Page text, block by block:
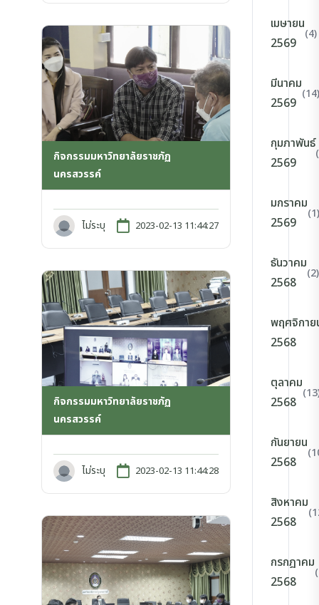
กิจกรรมมหาวิทยาลัยราชภัฏ
นครสวรรค์
ไม่ระบุ 2023-02-13 11:44:27
กิจกรรมมหาวิทยาลัยราชภัฏ
นครสวรรค์
ไม่ระบุ 2023-02-13 11:44:28
เมษายน
2569
(4)
มีนาคม
2569
(14)
กุมภาพันธ์
2569
มกราคม
2569
(1)
ธันวาคม
2568
(2)
พฤศจิกาย
2568
ตุลาคม
2568
กันยายน
2568
สิงหาคม
2568
กรกฎาคม
2568